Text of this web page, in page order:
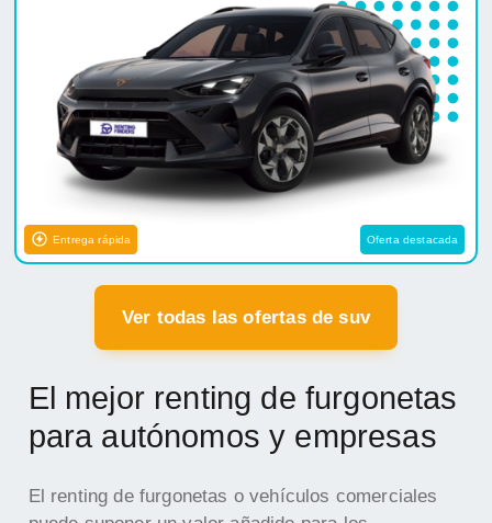
Entrega rápida Oferta destacada
Ver todas las ofertas de suv
El mejor renting de furgonetas
para autónomos y empresas
El renting de furgonetas o vehículos comerciales